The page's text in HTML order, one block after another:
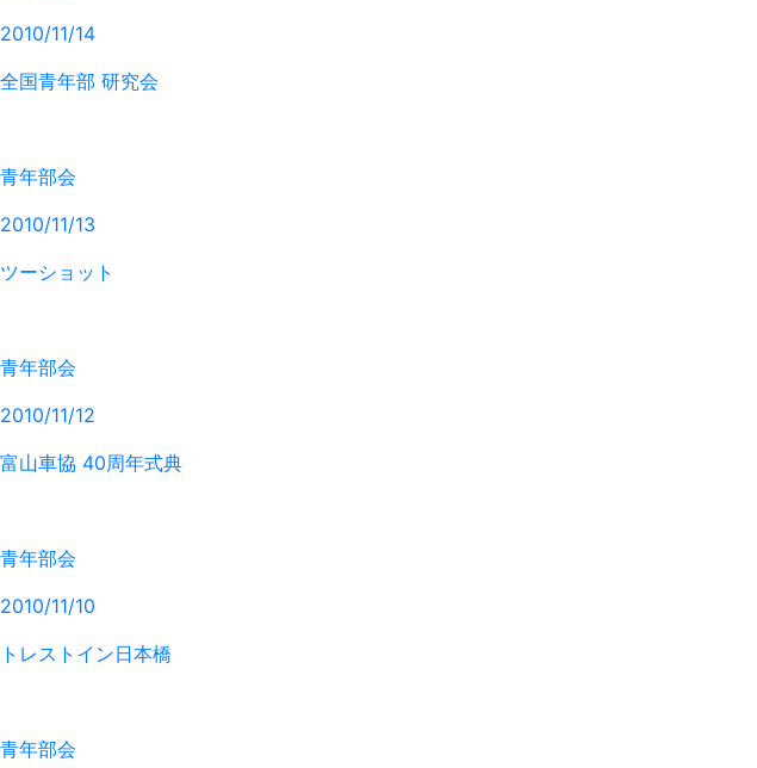
2010/11/14
全国青年部 研究会
青年部会
2010/11/13
ツーショット
青年部会
2010/11/12
富山車協 40周年式典
青年部会
2010/11/10
トレストイン日本橋
青年部会